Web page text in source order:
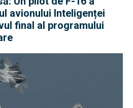
avionului Inteligenței
final al programului